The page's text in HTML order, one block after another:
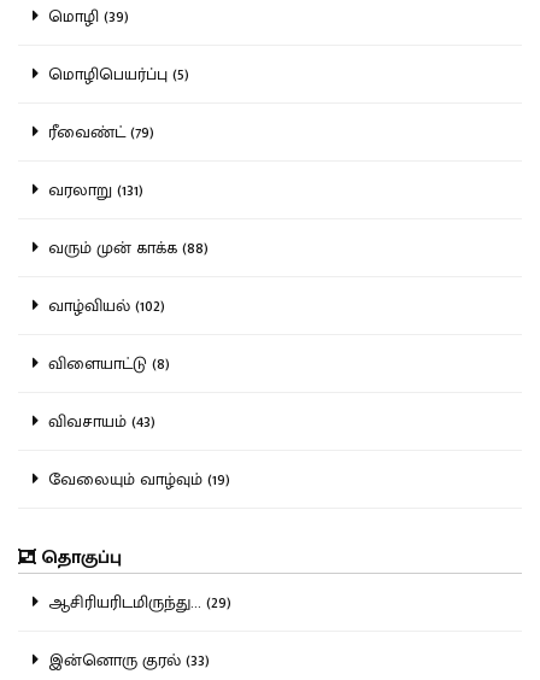
மொழி (39)
மொழிபெயர்ப்பு (5)
ரீவைண்ட் (79)
வரலாறு (131)
வரும் முன் காக்க (88)
வாழ்வியல் (102)
விளையாட்டு (8)
விவசாயம் (43)
வேலையும் வாழ்வும் (19)
தொகுப்பு
ஆசிரியரிடமிருந்து... (29)
இன்னொரு குரல் (33)